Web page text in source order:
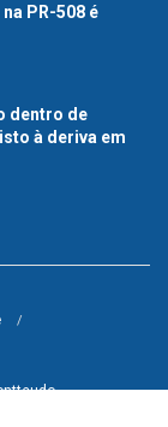
PR-508 é
dentro de
à deriva em
.